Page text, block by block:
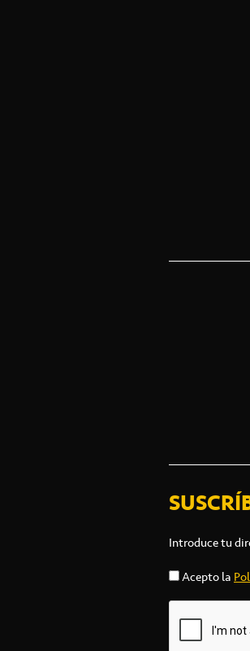
Introduce tu
Acepto la